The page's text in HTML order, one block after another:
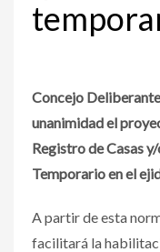
Concejo
unanimidad el
Registro de Casas
Temporario en el
A partir de esta
facilitará la